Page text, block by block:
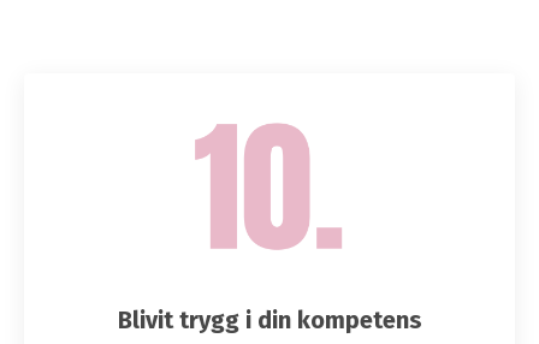
Blivit trygg i din kompetens